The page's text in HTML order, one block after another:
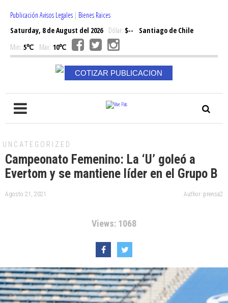
Publicación Avisos Legales | Bienes Raices
Saturday, 8 de August del 2026Dólar: $--
Santiago de Chile
Min: 5℃ Max: 10℃
COTIZAR PUBLICACION
UNCATEGORIZED
Campeonato Femenino: La ‘U’ goleó a
Evertom y se mantiene líder en el Grupo B
Agosto 21, 2021 Author: prensa2
Views: 1068